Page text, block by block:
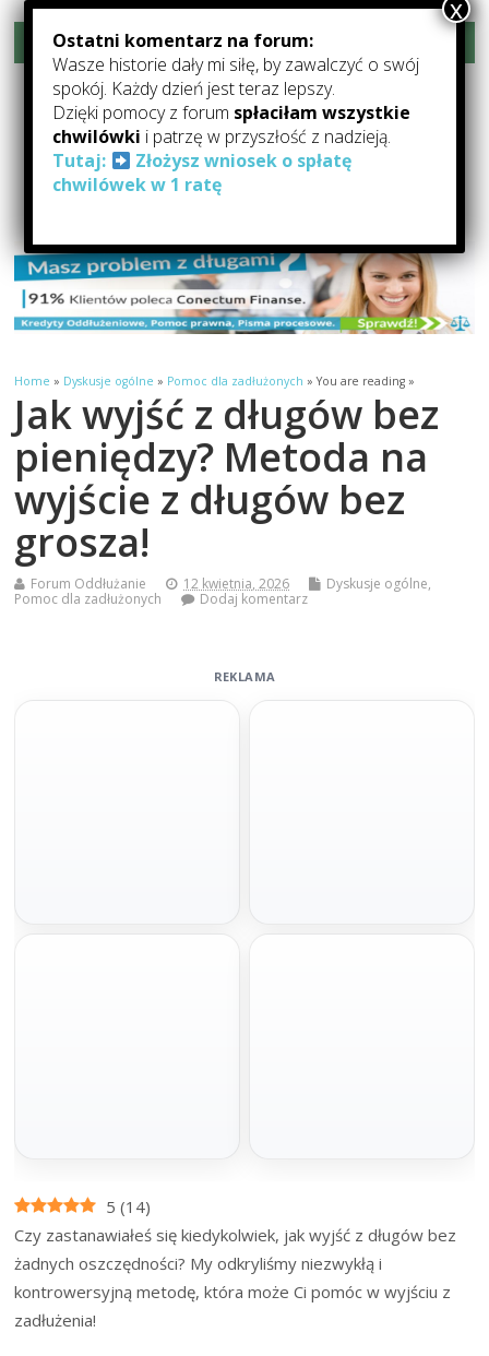
Rozwiń menu
Forum-Oddłużanie.pl –
Pomoc Dla Zadłużonych
Forum Oddłużeniowe: forum o oddłużaniu, pomocy dla zadłużonych,
kredytach i pożyczkach
Home » Dyskusje ogólne » Pomoc dla zadłużonych » You are reading »
Jak wyjść z długów bez
pieniędzy? Metoda na
wyjście z długów bez
grosza!
Forum Oddłużanie 12 kwietnia, 2026 Dyskusje ogólne,
Pomoc dla zadłużonych
Dodaj komentarz
REKLAMA
100 000 zł
Stabilne finansowanie na chwilówki z
jasnymi warunkami, kwotą nawet do
200 tys. zł na 120 miesięcy.
Oddłużanie
prawne
Profesjonalna pomoc prawna dla osób
zadłużonych. Analiza umów,
5 (14)
Czy zastanawiałeś się kiedykolwiek, jak wyjść z długów bez
żadnych oszczędności? My odkryliśmy niezwykłą i
kontrowersyjną metodę, która może Ci pomóc w wyjściu z
zadłużenia!
Ostatni komentarz na forum:
Wasze historie dały mi siłę, by zawalczyć o swój
spokój. Każdy dzień jest teraz lepszy.
Dzięki pomocy z forum spłaciłam wszystkie
chwilówki i patrzę w przyszłość z nadzieją.
Tutaj:
Złożysz wniosek o spłatę
chwilówek w 1 ratę